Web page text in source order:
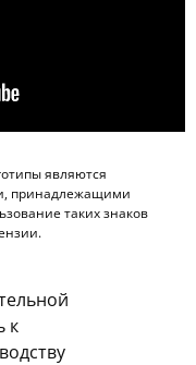
являются
принадлежащими
таких знаков
к